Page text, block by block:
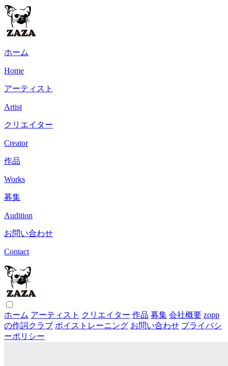
ホーム
Home
アーティスト
Artist
クリエイター
Creator
作品
Works
募集
Audition
お問い合わせ
Contact
ホーム アーティスト クリエイター 作品 募集 会社概要 zopp
の作詞クラブ ボイストレーニング お問い合わせ プライバシ
ーポリシー